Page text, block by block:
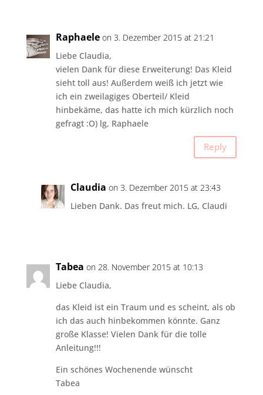
Raphaele on 3. Dezember 2015 at 21:21
Liebe Claudia,
vielen Dank für diese Erweiterung! Das Kleid
sieht toll aus! Außerdem weiß ich jetzt wie
ich ein zweilagiges Oberteil/ Kleid
hinbekäme, das hatte ich mich kürzlich noch
gefragt :O) lg, Raphaele
Reply
Claudia on 3. Dezember 2015 at 23:43
Lieben Dank. Das freut mich. LG, Claudi
Tabea on 28. November 2015 at 10:13
Liebe Claudia,
das Kleid ist ein Traum und es scheint, als ob
ich das auch hinbekommen könnte. Ganz
große Klasse! Vielen Dank für die tolle
Anleitung!!!
Ein schönes Wochenende wünscht
Tabea